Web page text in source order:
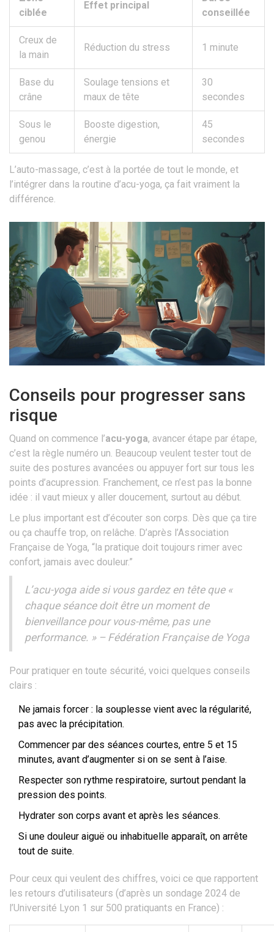
ciblée
Effet principal
conseillée
Creux de
la main
Réduction du stress 1 minute
Base du
crâne
Soulage tensions et
maux de tête
30
secondes
Sous le
genou
Booste digestion,
énergie
45
secondes
L’auto-massage, c’est à la portée de tout le monde, et
l’intégrer dans la routine d’acu-yoga, ça fait vraiment la
différence.
Conseils pour progresser sans
risque
Quand on commence l’acu-yoga, avancer étape par étape,
c’est la règle numéro un. Beaucoup veulent tester tout de
suite des postures avancées ou appuyer fort sur tous les
points d’acupression. Franchement, ce n’est pas la bonne
idée : il vaut mieux y aller doucement, surtout au début.
Le plus important est d’écouter son corps. Dès que ça tire
ou ça chauffe trop, on relâche. D’après l’Association
Française de Yoga, “la pratique doit toujours rimer avec
confort, jamais avec douleur.”
L’acu-yoga aide si vous gardez en tête que «
chaque séance doit être un moment de
bienveillance pour vous-même, pas une
performance. » – Fédération Française de Yoga
Pour pratiquer en toute sécurité, voici quelques conseils
clairs :
Ne jamais forcer : la souplesse vient avec la régularité,
pas avec la précipitation.
Commencer par des séances courtes, entre 5 et 15
minutes, avant d’augmenter si on se sent à l’aise.
Respecter son rythme respiratoire, surtout pendant la
pression des points.
Hydrater son corps avant et après les séances.
Si une douleur aiguë ou inhabituelle apparaît, on arrête
tout de suite.
Pour ceux qui veulent des chiffres, voici ce que rapportent
les retours d’utilisateurs (d’après un sondage 2024 de
l’Université Lyon 1 sur 500 pratiquants en France) :